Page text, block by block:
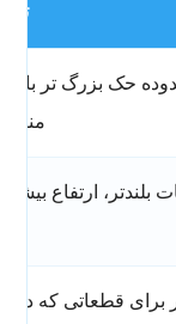
حک بزرگ تر
بلندتر، ارتفاع
برای قطعاتی که